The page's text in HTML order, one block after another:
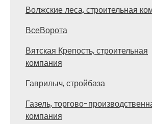
Волжские леса, строительная
ВсеВорота
Вятская Крепость, строительная
компания
Гаврилыч, стройбаза
Газель, торгово-
компания